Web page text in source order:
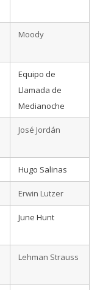
Moody
Equipo de
Llamada de
Medianoche
José Jordán
Hugo Salinas
Erwin Lutzer
June Hunt
Lehman Strauss